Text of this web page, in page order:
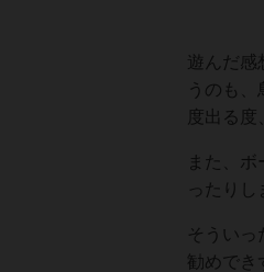
遊んだ感
うのも
度出る
また、
ったりし
そういっ
勧めでき